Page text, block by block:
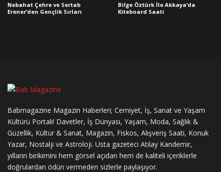
Nebahat Çehre ve Sertab
Erener’den Gençlik Sırları
Bilge Öztürk İle Akkaya’da
Kiteboard Saati
Babmagazine Magazin Haberleri; Cemiyet, İş, Sanat ve Yaşam
Kültürü Portalı! Davetler, İş Dünyası, Yaşam, Moda, Sağlık &
Güzellik, Kültür & Sanat, Magazin, Fiskos, Alışveriş Saati, Konuk
Yazar, Nostalji ve Astroloji. Usta gazeteci Atılay Kandemir,
yılların birikimini hem görsel açıdan hem de kaliteli içeriklerle
doğrulardan ödün vermeden sizlerle paylaşıyor.